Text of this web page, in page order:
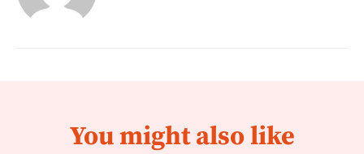
You might also like